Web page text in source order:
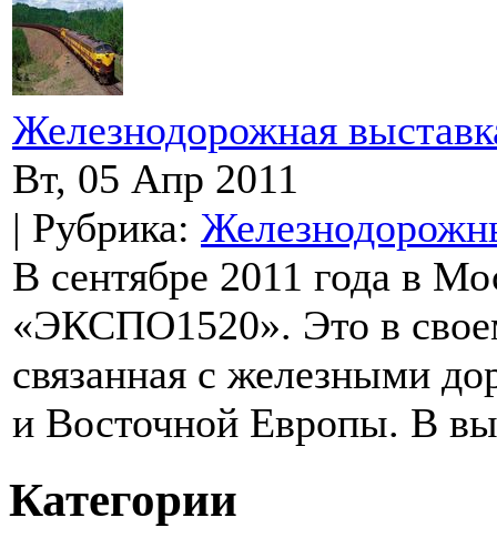
Железнодорожная
Вт, 05 Апр 2011
| Рубрика:
В сентябре 2011 года в
«ЭКСПО1520». Это в
связанная с железными
и Восточной Европы. В
Категории